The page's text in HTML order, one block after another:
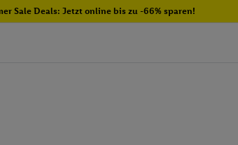
Sale Deals: Jetzt online bis zu -66% sparen!